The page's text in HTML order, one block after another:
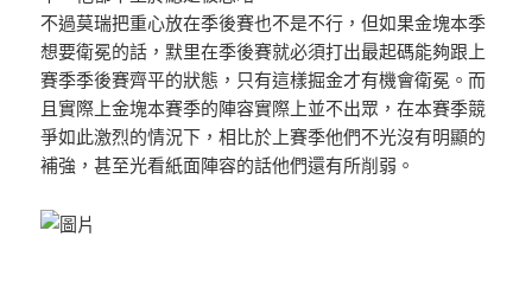
不過莫瑞把重心放在季後賽也不是不行，但如果金塊本季
想要衛冕的話，默里在季後賽就必須打出最起碼能夠跟上
賽季季後賽齊平的狀態，只有這樣掘金才有機會衛冕。而
且實際上金塊本賽季的陣容實際上並不出眾，在本賽季競
爭如此激烈的情況下，相比於上賽季他們不光沒有明顯的
補強，甚至光看紙面陣容的話他們還有所削弱。